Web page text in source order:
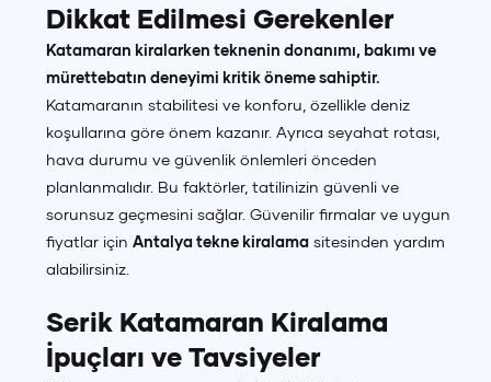
Dikkat Edilmesi Gerekenler
Katamaran kiralarken teknenin donanımı, bakımı ve
mürettebatın deneyimi kritik öneme sahiptir.
Katamaranın stabilitesi ve konforu, özellikle deniz
koşullarına göre önem kazanır. Ayrıca seyahat rotası,
hava durumu ve güvenlik önlemleri önceden
planlanmalıdır. Bu faktörler, tatilinizin güvenli ve
sorunsuz geçmesini sağlar. Güvenilir firmalar ve uygun
fiyatlar içinAntalya tekne kiralama sitesinden yardım
alabilirsiniz.
Serik Katamaran Kiralama
İpuçları ve Tavsiyeler